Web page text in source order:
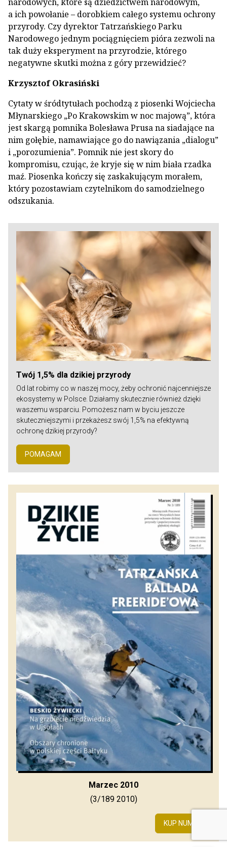
a ich powołanie – dorobkiem całego systemu ochrony
przyrody. Czy dyrektor Tatrzańskiego Parku
Narodowego jednym pociągnięciem pióra zezwoli na
tak duży eksperyment na przyrodzie, którego
negatywne skutki można z góry przewidzieć?
Krzysztof Okrasiński
Cytaty w śródtytułach pochodzą z piosenki Wojciecha
Młynarskiego „Po Krakowskim w noc majową”, która
jest skargą pomnika Bolesława Prusa na siadające na
nim gołębie, namawiające go do nawiązania „dialogu”
i „porozumienia”. Pomnik nie jest skory do
kompromisu, czując, że kryje się w nim biała rzadka
maź. Piosenka kończy się zaskakującym morałem,
który pozostawiam czytelnikom do samodzielnego
odszukania.
Twój 1,5% dla dzikiej przyrody
Od lat robimy co w naszej mocy, żeby ochronić najcenniejsze
ekosystemy w Polsce. Działamy skutecznie również dzięki
waszemu wsparciu. Pomożesz nam w byciu jeszcze
skuteczniejszymi i przekażesz swój 1,5% na efektywną
ochronę dzikiej przyrody?
POMAGAM
Marzec 2010
(3/189 2010)
KUP NUMER